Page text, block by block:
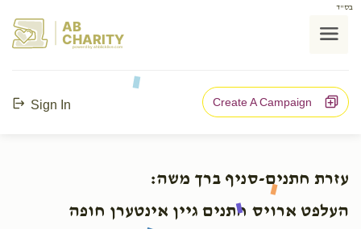
בס"ד
AB
CHARITY
powerd by ahblicklive.com
Sign In Create A Campaign
עזרת חתנים-סניף ברך משה:
העלפט ארויס חתנים גיין אינטערן חופה